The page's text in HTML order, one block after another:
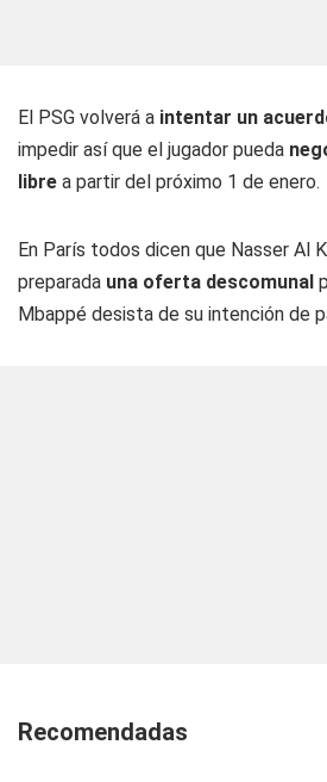
El PSG volverá a intentar un
impedir así que el jugador pueda
libre a partir del próximo 1 de enero.
En París todos dicen que Nasser Al
preparada una oferta descomunal
Mbappé desista de su intención de
Recomendadas